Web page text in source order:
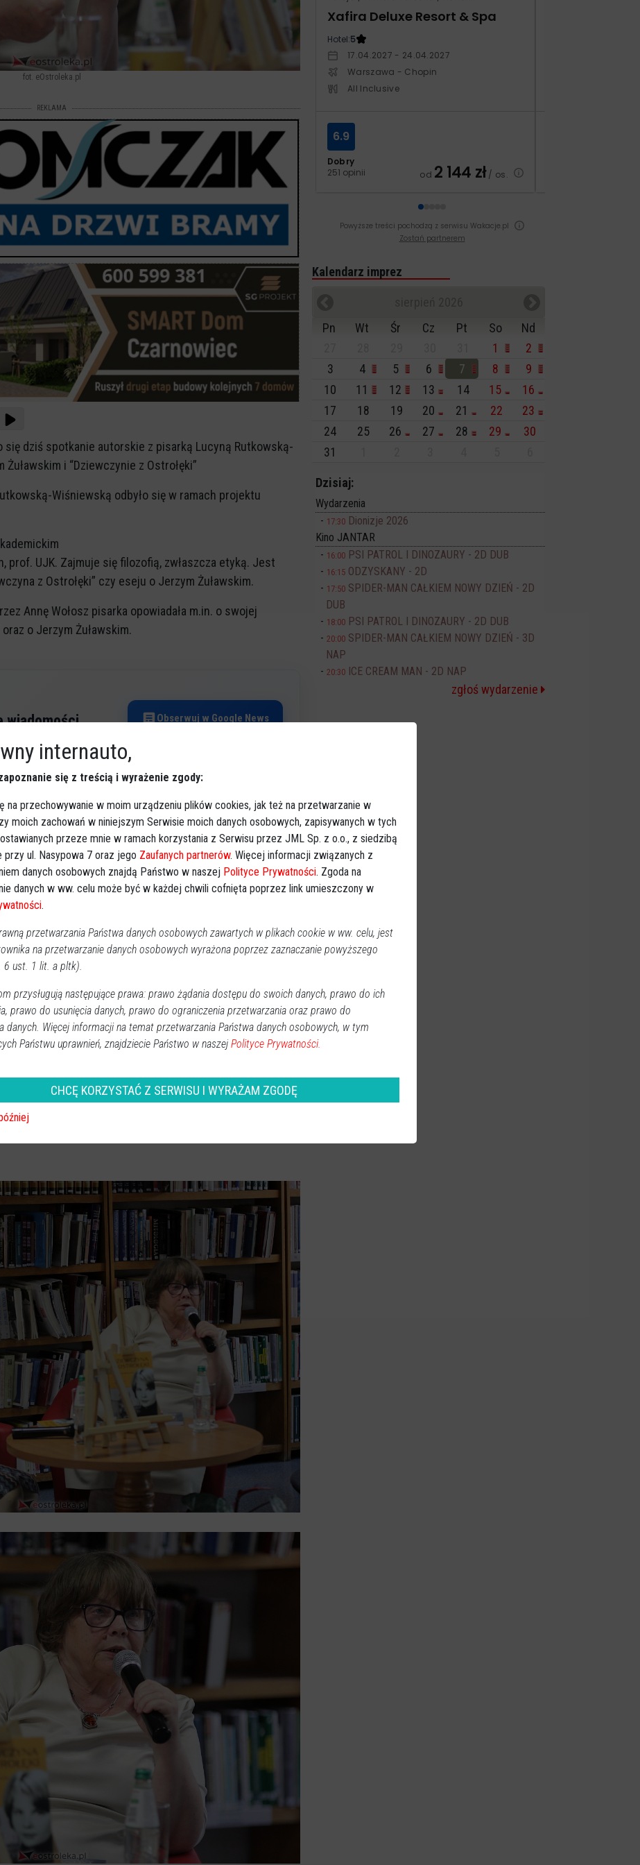
fot. eOstroleka.pl
REKLAMA
dziś spotkanie autorskie z pisarką Lucyną Rutkowską-
i “Dziewczynie z Ostrołęki”
Wiśniewską odbyło się w ramach projektu
prof. UJK. Zajmuje się filozofią, zwłaszcza etyką. Jest
z Ostrołęki” czy eseju o Jerzym Żuławskim.
Annę Wołosz pisarka opowiadała m.in. o swojej
o Jerzym Żuławskim.
wiadomości
Google News.
Obserwuj w Google News
REKLAMA
Wiśniewska,biblioteka
Xafira Deluxe Resort & Spa
Hotel:5
17.04.2027 - 24.04.2027
Warszawa - Chopin
All Inclusive
Dobry
251 opinii
6.9
od 2 144 zł/ os.
Powyższe treści pochodzą z serwisu Wakacje.pl
Zostań partnerem
Kalendarz imprez
Pn
Wt Śr Cz Pt So
Nd
1
2
3
4 5 6 7 8
9
10
11 12 13 14 15
16
17
18 19 20 21 22
23
24
25 26 27 28 29
30
31
Dzisiaj:
Wydarzenia
17:30 Dionizje 2026
Kino JANTAR
16:00 PSI PATROL I DINOZAURY - 2D DUB
16:15 ODZYSKANY - 2D
17:50 SPIDER-MAN CAŁKIEM NOWY DZIEŃ - 2D
DUB
18:00 PSI PATROL I DINOZAURY - 2D DUB
20:00 SPIDER-MAN CAŁKIEM NOWY DZIEŃ - 3D
NAP
20:30 ICE CREAM MAN - 2D NAP
zgłoś wydarzenie
internauto,
się z treścią i wyrażenie zgody:
na przechowywanie w moim urządzeniu plików cookies, jak też na przetwarzanie w
moich zachowań w niniejszym Serwisie moich danych osobowych, zapisywanych w tych
przeze mnie w ramach korzystania z Serwisu przez JML Sp. z o.o., z siedzibą
przy ul. Nasypowa 7 oraz jego Zaufanych partnerów. Więcej informacji związanych z
danych osobowych znajdą Państwo w naszej Polityce Prywatności. Zgoda na
danych w ww. celu może być w każdej chwili cofnięta poprzez link umieszczony w
.
przetwarzania Państwa danych osobowych zawartych w plikach cookie w ww. celu, jest
na przetwarzanie danych osobowych wyrażona poprzez zaznaczanie powyższego
6 ust. 1 lit. a pltk).
przysługują następujące prawa: prawo żądania dostępu do swoich danych, prawo do ich
prawo do usunięcia danych, prawo do ograniczenia przetwarzania oraz prawo do
danych. Więcej informacji na temat przetwarzania Państwa danych osobowych, w tym
Państwu uprawnień, znajdziecie Państwo w naszej Polityce Prywatności.
CHCĘ KORZYSTAĆ Z SERWISU I WYRAŻAM ZGODĘ